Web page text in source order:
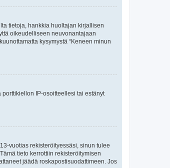
tietoja, hankkia huoltajan kirjallisen
oikeudelliseen neuvonantajaan
kysymystä “Keneen minun
IP-osoitteellesi tai estänyt
vuotias rekisteröityessäsi, sinun tulee
tieto kerrottiin rekisteröitymisen
jäädä roskapostisuodattimeen. Jos